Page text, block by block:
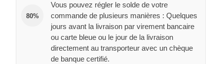
80%
Vous pouvez régler le solde de votre
commande de plusieurs manières : Quelques
jours avant la livraison par virement bancaire
ou carte bleue ou le jour de la livraison
directement au transporteur avec un chèque
de banque certifié.